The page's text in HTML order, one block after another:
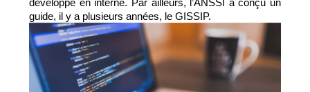
développé en interne. Par ailleurs, l’ANSSI a conçu un
guide, il y a plusieurs années, le GISSIP.